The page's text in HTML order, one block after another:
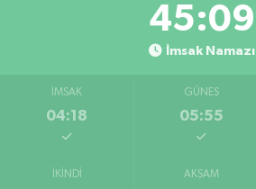
45:08
İmsak Namazı
İMSAK
04:18
GÜNEŞ
05:55
İKINDI AKŞAM